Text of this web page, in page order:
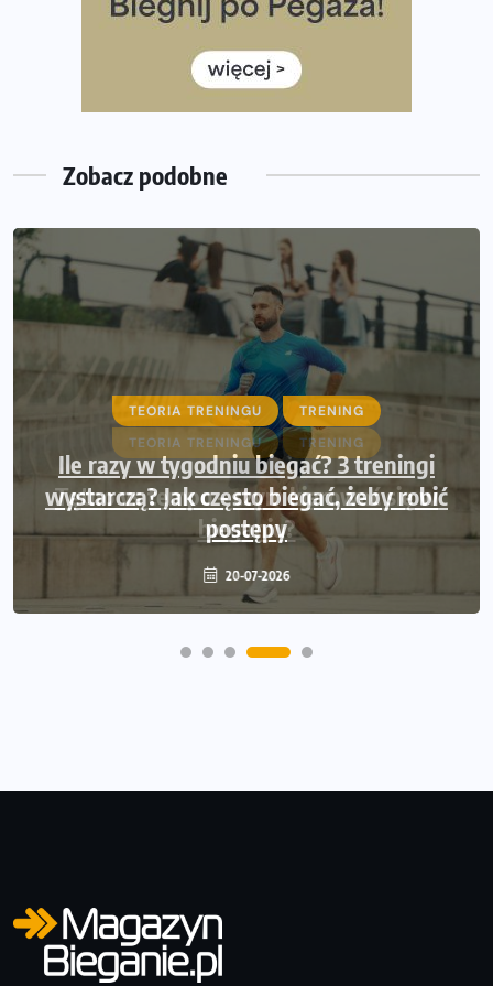
Ile razy w tygodniu biegać? 3 treningi wystarczą? Jak
często biegać, żeby robić postępy
Już w ten weekend! Przed nami Nocny Portowy Maraton
i Półmaraton Szczeciński. Wszystko, co warto wiedzieć
Zobacz podobne
TEORIA TRENINGU TRENING
Ile razy w tygodniu biegać? 3 treningi
wystarczą? Jak często biegać, żeby robić
postępy
20-07-2026